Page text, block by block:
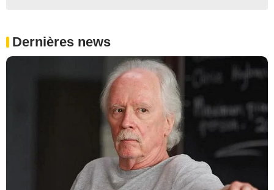
Dernières news